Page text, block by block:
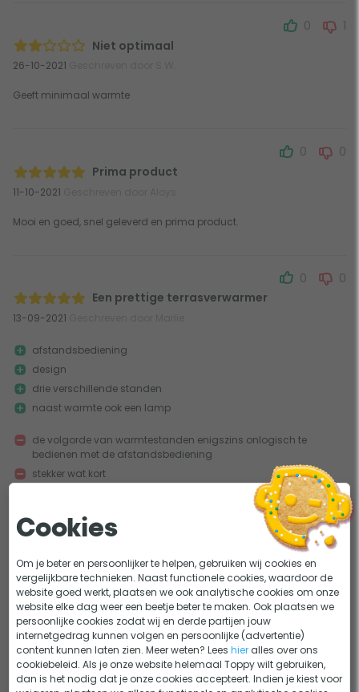
Niet optimaal
26-10-2021
0 1
Geeft minimaal warmte
Prima product
11-10-2021
0 0
Mooi en goed, snel geleverd en prima product.
Een prettige terrasverwarmer
13-09-2021
0 0
Deze terrasverwarmer is naast functioneel ook erg mooi. Het is
handig dat er een afstandsbediening b...
Meer
afstandsbediening
design
drie verschillende standen
naast warmte ook een lamp
de volgorde van warmtestanden enigszins onlogisch te
bedienen met de afstandsbediening
stekker wat kort
Mooie vormgeving en heerlijk warm.
19-08-2021Geschreven door ingrid
0
Toppertje, mooie hangende warmtelamp.
Cookies
Om je beter en persoonlijker te helpen, gebruiken wij cookies en
vergelijkbare technieken. Naast functionele cookies, waardoor de
website goed werkt, plaatsen we ook analytische cookies om onze
website elke dag weer een beetje beter te maken. Ook plaatsen we
persoonlijke cookies zodat wij en derde partijen jouw
internetgedrag kunnen volgen en persoonlijke (advertentie)
content kunnen laten zien. Meer weten? Leeshier alles over ons
cookiebeleid. Als je onze website helemaal Toppy wilt gebruiken,
dan is het nodig dat je onze cookies accepteert. Indien je kiest voor